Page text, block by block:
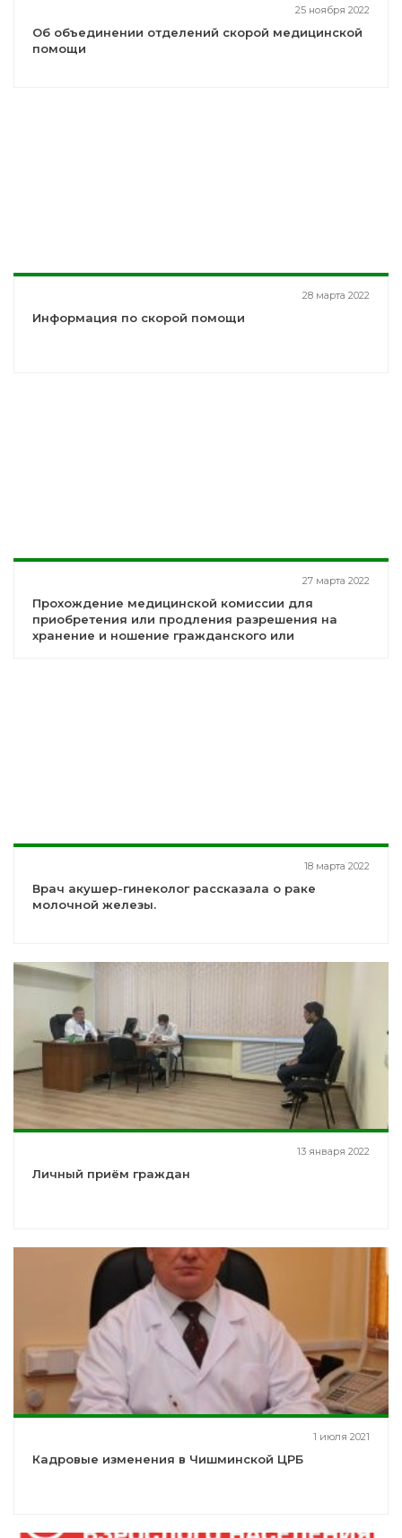
25 ноября 2022
Об объединении отделений скорой медицинской
помощи
28 марта 2022
Информация по скорой помощи
27 марта 2022
Прохождение медицинской комиссии для
приобретения или продления разрешения на
хранение и ношение гражданского или
18 марта 2022
Врач акушер-гинеколог рассказала о раке
молочной железы.
13 января 2022
Личный приём граждан
1 июля 2021
Кадровые изменения в Чишминской ЦРБ